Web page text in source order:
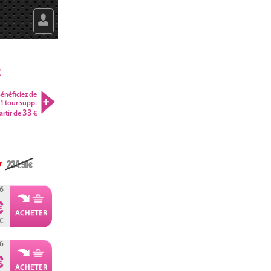
de
1 tour supp.
de33
234.90